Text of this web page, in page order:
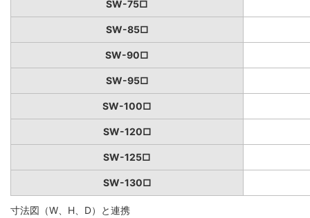
SW-75□
SW-85□
SW-90□
SW-95□
SW-100□
SW-120□
SW-125□
SW-130□
寸法図（W、H、D）と連携